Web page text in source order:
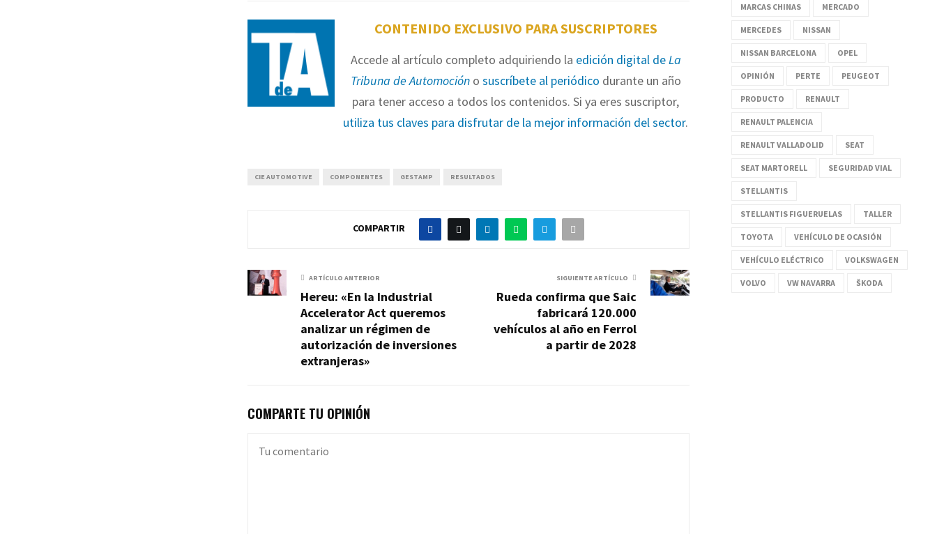
CONTENIDO EXCLUSIVO PARA SUSCRIPTORES
Accede al artículo completo adquiriendo la edición digital deLa
Tribuna de Automocióno suscríbete al periódico durante un año
para tener acceso a todos los contenidos. Si ya eres suscriptor,
utiliza tus claves para disfrutar de la mejor información del sector.
CIE AUTOMOTIVE COMPONENTES GESTAMP RESULTADOS
COMPARTIR
ARTÍCULO ANTERIOR
Hereu: «En la Industrial
Accelerator Act queremos
analizar un régimen de
autorización de inversiones
extranjeras»
SIGUIENTE ARTÍCULO
Rueda confirma que Saic
fabricará 120.000
vehículos al año en Ferrol
a partir de 2028
COMPARTE TU OPINIÓN
MARCAS CHINAS MERCADO
MERCEDES NISSAN
NISSAN BARCELONA OPEL
OPINIÓN PERTE PEUGEOT
PRODUCTO RENAULT
RENAULT PALENCIA
RENAULT VALLADOLID SEAT
SEAT MARTORELL SEGURIDAD VIAL
STELLANTIS
STELLANTIS FIGUERUELAS TALLER
TOYOTA VEHÍCULO DE OCASIÓN
VEHÍCULO ELÉCTRICO VOLKSWAGEN
VOLVO VW NAVARRA ŠKODA